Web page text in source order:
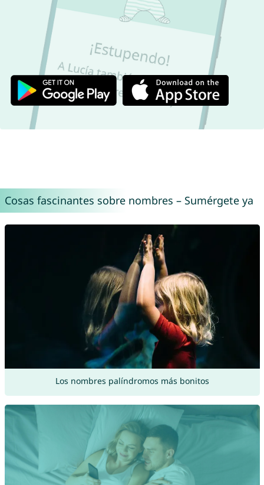
Cosas fascinantes sobre nombres – Sumérgete ya
Los nombres palíndromos más bonitos